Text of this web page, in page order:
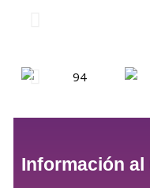
Información